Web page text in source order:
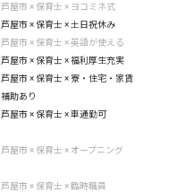
芦屋市 × 保育士 × ヨコミネ式
芦屋市 × 保育士 × 土日祝休み
芦屋市 × 保育士 × 英語が使える
芦屋市 × 保育士 × 福利厚生充実
芦屋市 × 保育士 × 寮・住宅・家賃
補助あり
芦屋市 × 保育士 × 車通勤可
芦屋市 × 保育士 × オープニング
芦屋市 × 保育士 × 臨時職員